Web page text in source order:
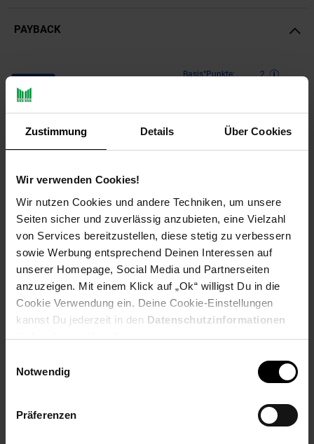
Zustimmung Details Über Cookies
Wir verwenden Cookies!
Wir nutzen Cookies und andere Techniken, um unsere
Seiten sicher und zuverlässig anzubieten, eine Vielzahl
von Services bereitzustellen, diese stetig zu verbessern
sowie Werbung entsprechend Deinen Interessen auf
unserer Homepage, Social Media und Partnerseiten
anzuzeigen. Mit einem Klick auf „Ok“ willigst Du in die
Cookie Verwendung ein. Deine Cookie-Einstellungen
kannst Du jederzeit in den Datenschutzinformationen
ändern bzw. widerrufen.
Notwendig
Präferenzen
PAYBACK
Payback Punkte Basis°Punkte:
2
Das brandneue ultradünne und extrem gehärtete 3D Glas
für Ihr Oppo Reno 13 5G. Das Glas schützt das Display
des Oppo Reno 13 5G zuverlässig gegen Kratzer und
Schmutz und absorbiert Schläge und Stöße. Das Glas wurde
durch seine gebogene
Fertigung Ihrem Handy perfekt angepasst und schränke Sie in
der Bedienung nicht ein!
schützt das Display vor Kratzern, Schlägen und Stößen
reduziert Spiegeleffekte bei Lichteinstrahlung
leichtes blasenfreies Anbringen möglich
perfekt auf Ihr Display angepasst
inkl. Reinigungstuch